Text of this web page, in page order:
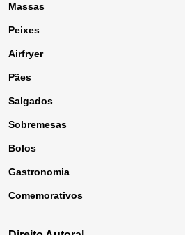
Massas
Peixes
Airfryer
Pães
Salgados
Sobremesas
Bolos
Gastronomia
Comemorativos